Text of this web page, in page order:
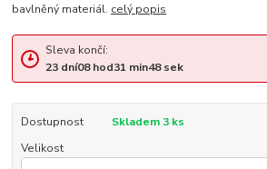
bavlněný materiál. celý popis
Sleva končí:
23 dní08hod31 min48sek
Dostupnost
Skladem 3 ks
Velikost